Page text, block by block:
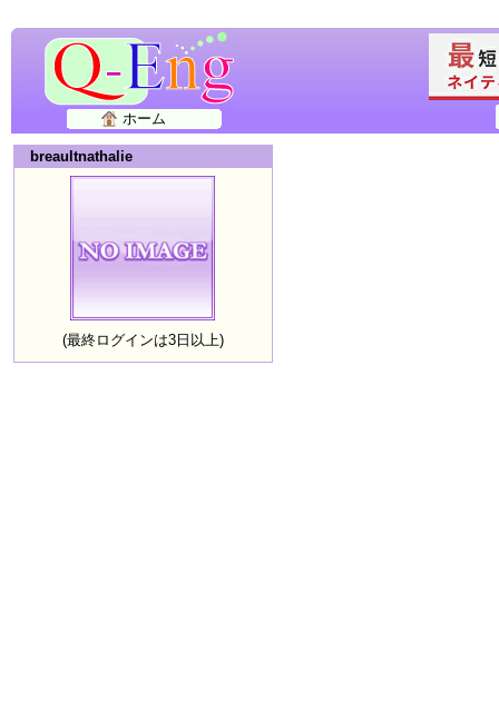
ホーム
breaultnathalie
(最終ログインは3日以上)